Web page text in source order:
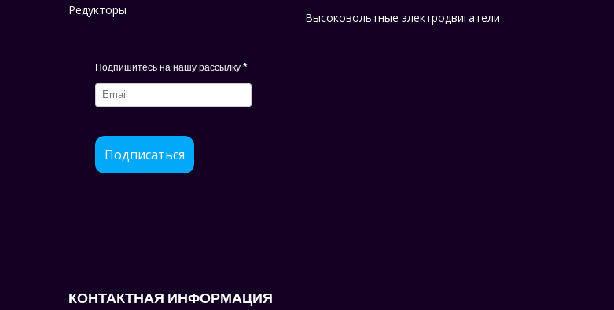
Редукторы
Подпишитесь на нашу рассылку *
Подписаться
Высоковольтные электродвигатели
КОНТАКТНАЯ ИНФОРМАЦИЯ